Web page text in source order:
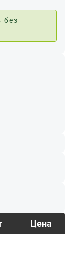
без
Цена